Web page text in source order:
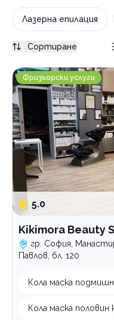
Лазерна епилация
Kikimora Beauty
Фризьорски услуги
5.0
Kikimora Beauty
гр. София,
Павлов, бл. 120
Кола маска
Кола маска половин
Сортиране
София
Mладост 1А
Банишора
Витоша
Връбница-1
Връбница-2
Дървеница
Зона Б-19
Зона Б-5
Лагера
Люлин 3
Люлин 6
Манастирски
Младост
Оборище